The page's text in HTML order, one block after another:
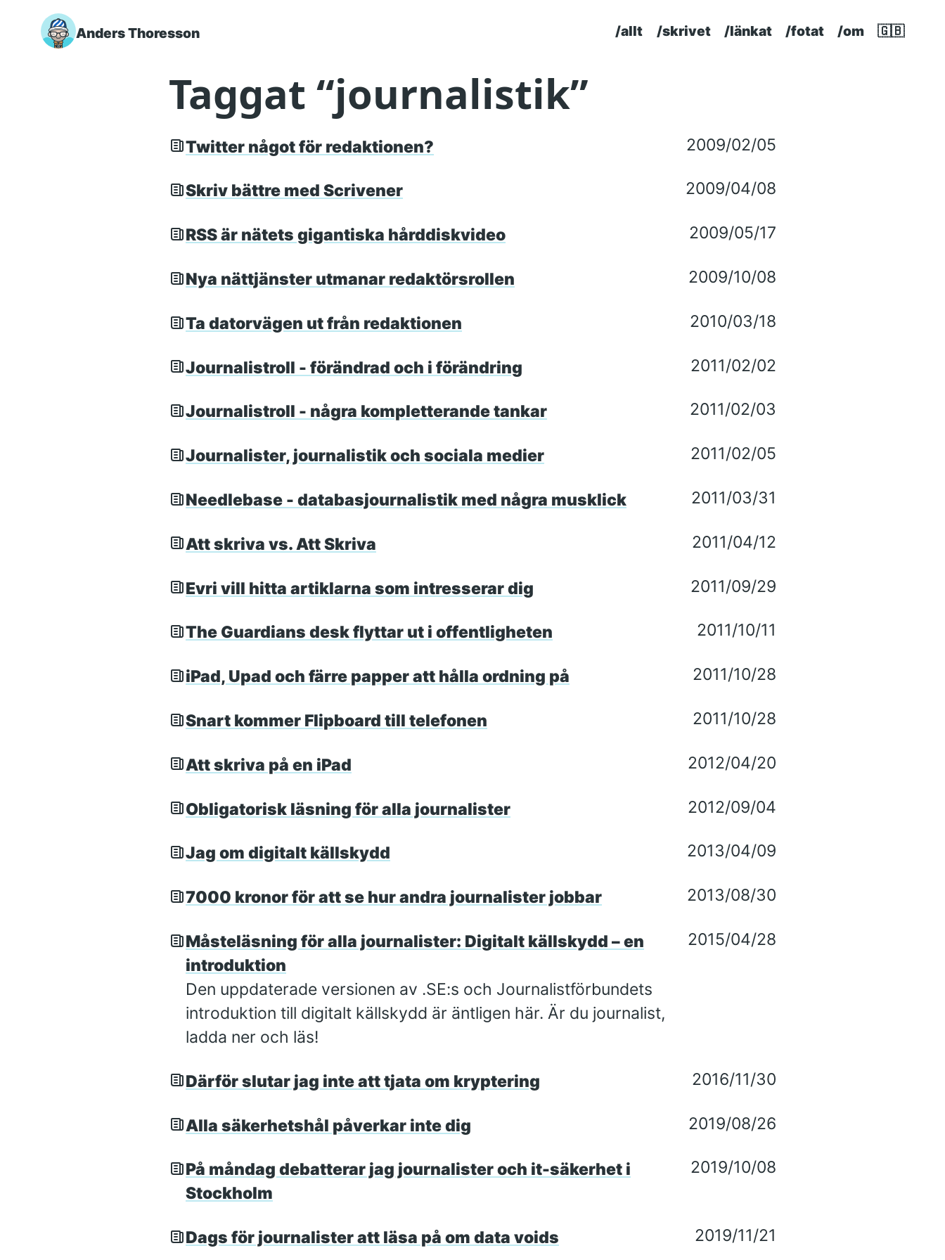
Skip to main content
Anders Thoresson /allt /skrivet /länkat /fotat /om 🇬🇧
Taggat “journalistik”
Twitter något för redaktionen? 2009/02/05
Skriv bättre med Scrivener 2009/04/08
RSS är nätets gigantiska hårddiskvideo 2009/05/17
Nya nättjänster utmanar redaktörsrollen 2009/10/08
Ta datorvägen ut från redaktionen 2010/03/18
Journalistroll - förändrad och i förändring 2011/02/02
Journalistroll - några kompletterande tankar 2011/02/03
Journalister, journalistik och sociala medier 2011/02/05
Needlebase - databasjournalistik med några musklick 2011/03/31
Att skriva vs. Att Skriva 2011/04/12
Evri vill hitta artiklarna som intresserar dig 2011/09/29
The Guardians desk flyttar ut i offentligheten 2011/10/11
iPad, Upad och färre papper att hålla ordning på 2011/10/28
Snart kommer Flipboard till telefonen 2011/10/28
Att skriva på en iPad 2012/04/20
Obligatorisk läsning för alla journalister 2012/09/04
Jag om digitalt källskydd 2013/04/09
7000 kronor för att se hur andra journalister jobbar 2013/08/30
Måsteläsning för alla journalister: Digitalt källskydd – en
introduktion
Den uppdaterade versionen av .SE:s och Journalistförbundets
introduktion till digitalt källskydd är äntligen här. Är du journalist,
ladda ner och läs!
2015/04/28
Därför slutar jag inte att tjata om kryptering 2016/11/30
Alla säkerhetshål påverkar inte dig 2019/08/26
På måndag debatterar jag journalister och it-säkerhet i
Stockholm
2019/10/08
Dags för journalister att läsa på om data voids 2019/11/21